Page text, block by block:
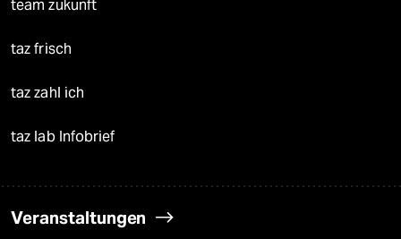
team zukunft
taz frisch
taz zahl ich
taz lab Infobrief
Veranstaltungen